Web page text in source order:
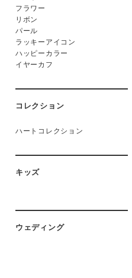
フラワー
リボン
パール
ラッキーアイコン
ハッピーカラー
イヤーカフ
コレクション
ハートコレクション
キッズ
ウェディング